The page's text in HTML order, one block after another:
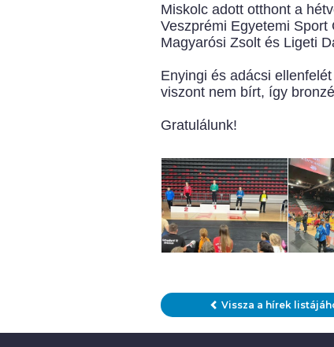
Miskolc adott otthont a
Veszprémi Egyetemi
Magyarósi Zsolt és Ligeti
Enyingi és adácsi
viszont nem bírt, így
Gratulálunk!
Vissza a hírek